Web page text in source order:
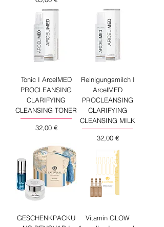
Tonic I ArcelMED
PROCLEANSING
CLARIFYING
CLEANSING TONER
Preis
32,00 €
Reinigungsmilch I
ArcelMED
PROCLEANSING
CLARIFYING
CLEANSING MILK
Preis
32,00 €
GESCHENKPACKU
Vitamin GLOW